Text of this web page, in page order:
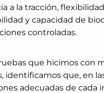
a la tracción,
y capacidad de
controladas.
que hicimos con
identificamos que, en
adecuadas de cada